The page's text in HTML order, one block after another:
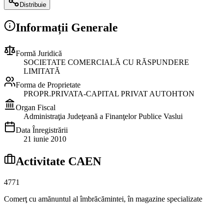
Distribuie
Informații Generale
Formă Juridică
SOCIETATE COMERCIALĂ CU RĂSPUNDERE
LIMITATĂ
Forma de Proprietate
PROPR.PRIVATA-CAPITAL PRIVAT AUTOHTON
Organ Fiscal
Administraţia Judeţeană a Finanţelor Publice Vaslui
Data Înregistrării
21 iunie 2010
Activitate CAEN
4771
Comerţ cu amănuntul al îmbrăcămintei, în magazine specializate